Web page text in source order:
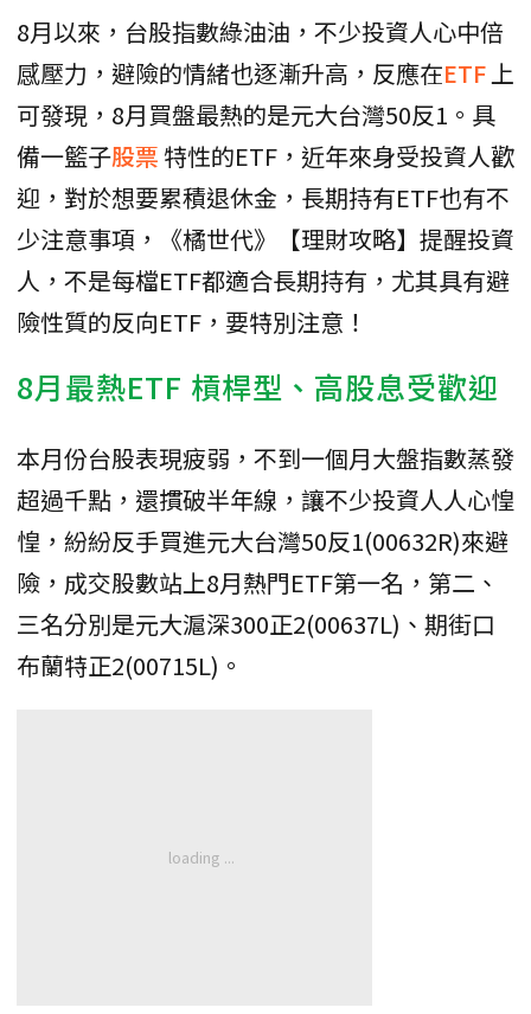
8月以來，台股指數綠油油，不少投資人心中倍
感壓力，避險的情緒也逐漸升高，反應在ETF上
可發現，8月買盤最熱的是元大台灣50反1。具
備一籃子股票 特性的ETF，近年來身受投資人歡
迎，對於想要累積退休金，長期持有ETF也有不
少注意事項，《橘世代》【理財攻略】提醒投資
人，不是每檔ETF都適合長期持有，尤其具有避
險性質的反向ETF，要特別注意！
8月最熱ETF 槓桿型、高股息受歡迎
本月份台股表現疲弱，不到一個月大盤指數蒸發
超過千點，還摜破半年線，讓不少投資人人心惶
惶，紛紛反手買進元大台灣50反1(00632R)來避
險，成交股數站上8月熱門ETF第一名，第二、
三名分別是元大滬深300正2(00637L)、期街口
布蘭特正2(00715L)。